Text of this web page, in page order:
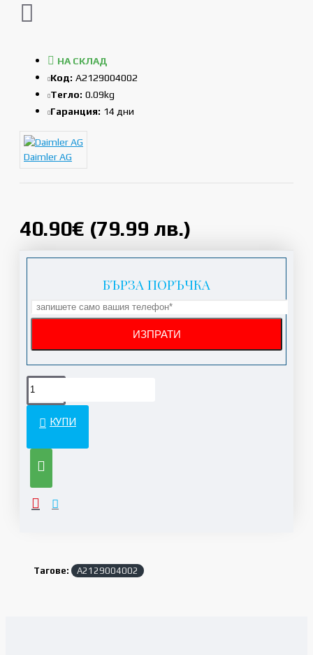
40.90€ (79.99 лв.)
НА СКЛАД
Код: A2129004002
Тегло: 0.09kg
Гаранция: 14 дни
Daimler AG
БЪРЗА ПОРЪЧКА
КУПИ
Тагове: A2129004002